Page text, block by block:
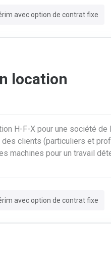
avec option de contrat fixe
location
H-F-X pour une société de
machines pour un travail
assurez
avec option de contrat fixe